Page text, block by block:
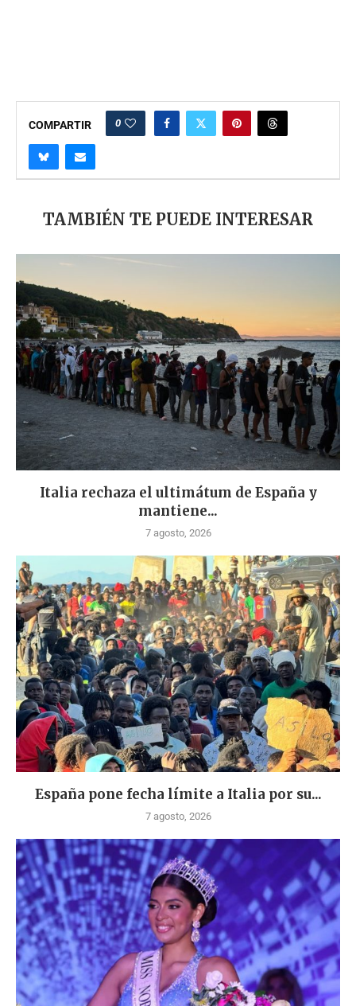
COMPARTIR 0
TAMBIÉN TE PUEDE INTERESAR
Italia rechaza el ultimátum de España y
mantiene...
7 agosto, 2026
España pone fecha límite a Italia por su...
7 agosto, 2026